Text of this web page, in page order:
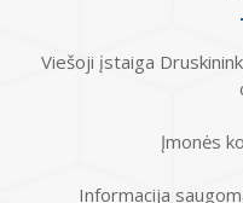
Viešoji įstaiga
Įmonės
Informacija